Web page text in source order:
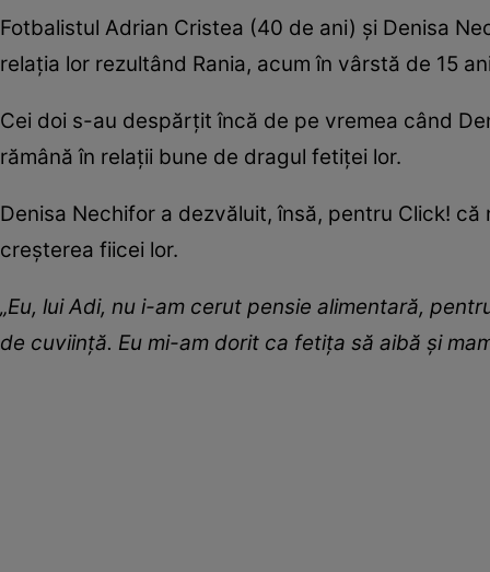
Fotbalistul Adrian Cristea (40 de ani) și Denisa
relația lor rezultând Rania, acum în vârstă de 15
Cei doi s-au despărțit încă de pe vremea când
rămână în relații bune de dragul fetiței lor.
Denisa Nechifor a dezvăluit, însă, pentru Click!
creșterea fiicei lor.
„Eu, lui Adi, nu i-am cerut pensie alimentară,
de cuviinţă. Eu mi-am dorit ca fetița să aibă și